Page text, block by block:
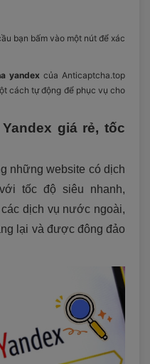
bạn bấm vào một nút để xác
yandexcủa Anticaptcha.top
cách tự động để phục vụ cho
giá rẻ, tốc
những website có dịch
tốc độ siêu nhanh,
dịch vụ nước ngoài,
lại và được đông đảo